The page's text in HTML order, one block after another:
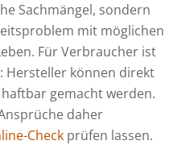
Sachmängel, sondern
mit möglichen
Für Verbraucher ist
Hersteller können direkt
gemacht werden.
daher
Check prüfen lassen.